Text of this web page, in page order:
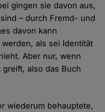
gingen sie davon aus,
– durch Fremd- und
davon kann
als sei Identität
Aber nur, wenn
greift, also das Buch
wiederum behauptete,